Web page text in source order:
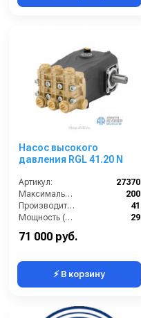
Насос высокого
давления RGL 41.20 N
Артикул:
27370
Максимальное давление (бар):
200
Производительность (л/мин):
41
Мощность (л.с.):
29
71 000 руб.
⚡ В корзину